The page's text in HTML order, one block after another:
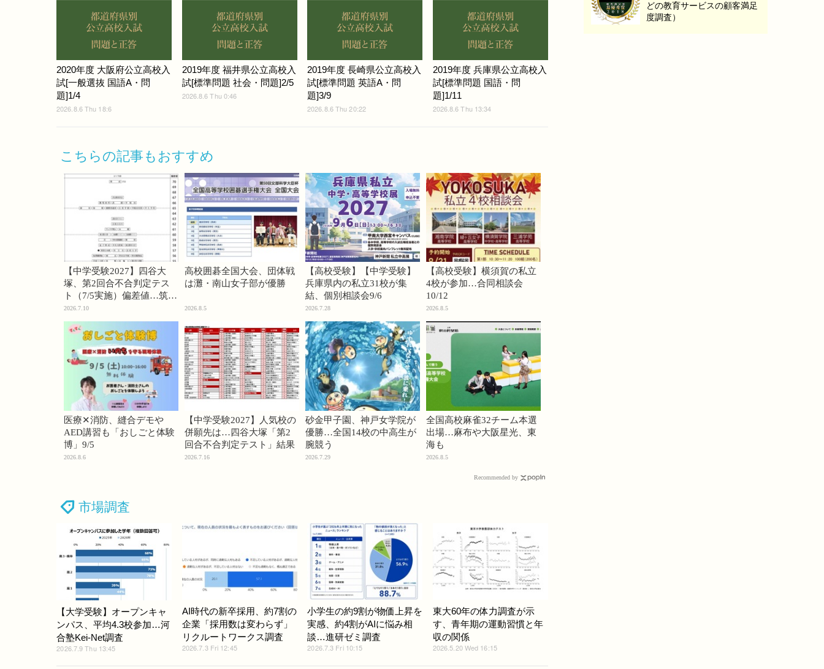
2020年度 大阪府公立高校入
試[一般選抜 国語A・問
題]1/4
2026.8.6 Thu 18:6
2019年度 福井県公立高校入
試[標準問題 社会・問題]2/5
2026.8.6 Thu 0:46
2019年度 長崎県公立高校入
試[標準問題 英語A・問
題]3/9
2026.8.6 Thu 20:22
2019年度 兵庫県公立高校入
試[標準問題 国語・問
題]1/11
2026.8.6 Thu 13:34
こちらの記事もおすすめ
【中学受験2027】四谷大
塚、第2回合不合判定テス
ト（7/5実施）偏差値…筑駒
74・桜蔭70＜PR＞
2026.7.10
高校囲碁全国大会、団体戦
は灘・南山女子部が優勝
2026.8.5
【高校受験】【中学受験】
兵庫県内の私立31校が集
結、個別相談会9/6
2026.7.28
【高校受験】横須賀の私立
4校が参加…合同相談会
10/12
2026.8.5
医療✕消防、縫合デモや
AED講習も「おしごと体験
博」9/5
2026.8.6
【中学受験2027】人気校の
併願先は…四谷大塚「第2
回合不合判定テスト」結果
2026.7.16
砂金甲子園、神戸女学院が
優勝…全国14校の中高生が
腕競う
2026.7.29
全国高校麻雀32チーム本選
出場…麻布や大阪星光、東
海も
2026.8.5
Recommended by
市場調査
【大学受験】オープンキャ
ンパス、平均4.3校参加…河
合塾Kei-Net調査
2026.7.9 Thu 13:45
AI時代の新卒採用、約7割の
企業「採用数は変わらず」
リクルートワークス調査
2026.7.3 Fri 12:45
小学生の約9割が物価上昇を
実感、約4割がAIに悩み相
談…進研ゼミ調査
2026.7.3 Fri 10:15
東大60年の体力調査が示
す、青年期の運動習慣と年
収の関係
2026.5.20 Wed 16:15
どの教育サービスの顧客満足
度調査）